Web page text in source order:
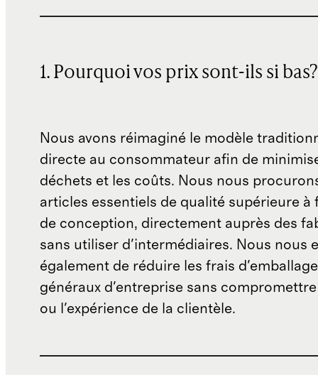
1. Pourquoi vos prix sont-ils si bas?
Nous avons réimaginé le modèle
directe au consommateur afin de
déchets et les coûts. Nous nous
articles essentiels de qualité supérieure à
de conception, directement auprès des
sans utiliser d'intermédiaires. Nous nous
également de réduire les frais
généraux d'entreprise sans
ou l'expérience de la clientèle.